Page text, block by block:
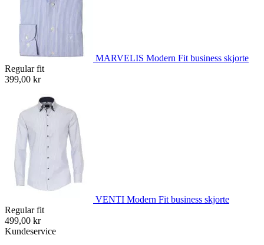
MARVELIS Modern Fit business skjorte
Regular fit
399,00 kr
VENTI Modern Fit business skjorte
Regular fit
499,00 kr
Kundeservice